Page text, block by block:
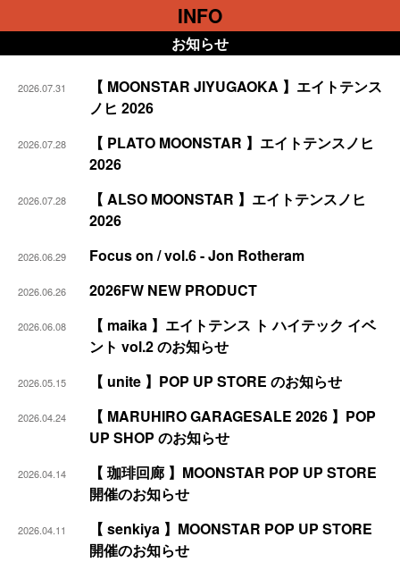
INFO
お知らせ
2026.07.31
【 MOONSTAR JIYUGAOKA 】エイトテンス
ノヒ 2026
2026.07.28
【 PLATO MOONSTAR 】エイトテンスノヒ
2026
2026.07.28
【 ALSO MOONSTAR 】エイトテンスノヒ
2026
2026.06.29 Focus on / vol.6 - Jon Rotheram
2026.06.26 2026FW NEW PRODUCT
2026.06.08
【 maika 】エイトテンス ト ハイテック イベ
ント vol.2 のお知らせ
2026.05.15 【 unite 】POP UP STORE のお知らせ
2026.04.24
【 MARUHIRO GARAGESALE 2026 】POP
UP SHOP のお知らせ
2026.04.14
【 珈琲回廊 】MOONSTAR POP UP STORE
開催のお知らせ
2026.04.11
【 senkiya 】MOONSTAR POP UP STORE
開催のお知らせ